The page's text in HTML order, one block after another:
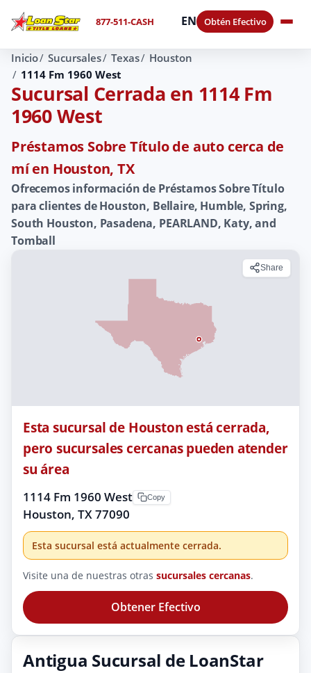
877-511-CASH EN Obtén Efectivo
Inicio Sucursales Texas
Houston
1114 Fm 1960 West
Sucursal Cerrada en 1114 Fm
1960 West
Préstamos Sobre Título de auto cerca de
mí en Houston, TX
Ofrecemos información de Préstamos Sobre Título
para clientes de Houston, Bellaire, Humble, Spring,
South Houston, Pasadena, PEARLAND, Katy, and
Tomball
Share
Esta sucursal de Houston está cerrada,
pero sucursales cercanas pueden atender
su área
1114 Fm 1960 West
Houston, TX 77090
Copy
Esta sucursal está actualmente cerrada.
Visite una de nuestras otras sucursales cercanas.
Obtener Efectivo
Antigua Sucursal de LoanStar